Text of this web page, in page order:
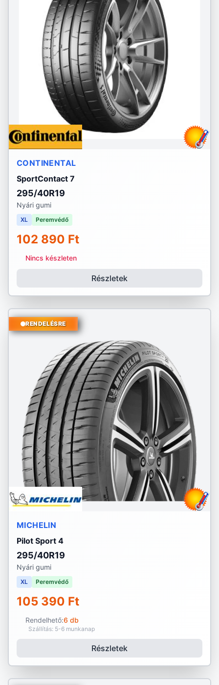
CONTINENTAL
SportContact 7
295/40R19
Nyári gumi
XL Peremvédő
102 890 Ft
Nincs készleten
Részletek
RENDELÉSRE
MICHELIN
Pilot Sport 4
295/40R19
Nyári gumi
XL Peremvédő
105 390 Ft
Rendelhető:6 db
Szállítás: 5-6 munkanap
Részletek